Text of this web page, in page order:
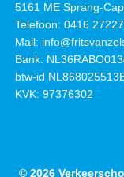
5161 ME Sprang-
Telefoon: 0416
Mail:
Bank:
btw-id
KVK: 97376302
© 2026